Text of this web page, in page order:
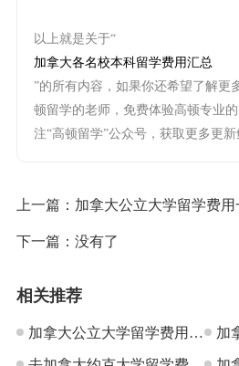
以上就是关于“
加拿大各名校本科留学费用汇总
”的所有内容，如果你还希望了解更
顿留学的老师，免费体验高顿专业
注“高顿留学”公众号，获取更多更新
上一篇： 加拿大公立大学留学费用
下一篇：没有了
相关推荐
加拿大公立大学留学费用一 加